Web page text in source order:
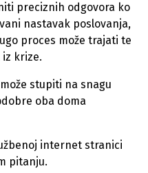
preciznih odgovora ko
nastavak poslovanja,
proces može trajati te
krize.
stupiti na snagu
oba doma
internet stranici
pitanju.